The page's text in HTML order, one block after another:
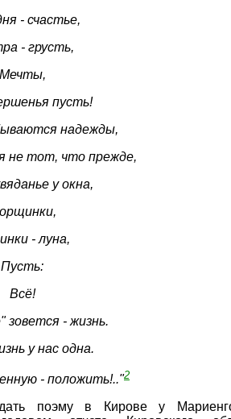
- счастье,
- грусть,
Мечты,
пусть!
надежды,
не тот, что прежде,
у окна,
- луна,
Пусть:
Всё!
зовется - жизнь.
у нас одна.
- положить!.."2
поэму в Кирове у